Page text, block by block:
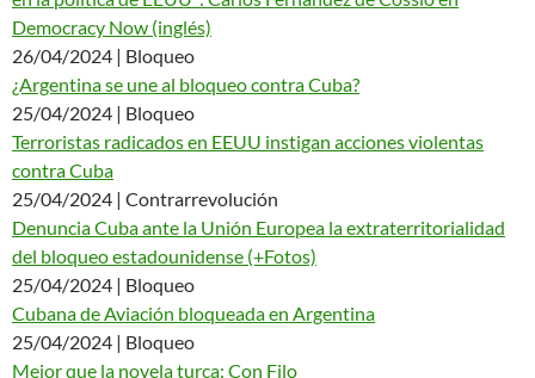
Democracy Now (inglés)
26/04/2024 | Bloqueo
¿Argentina se une al bloqueo contra Cuba?
25/04/2024 | Bloqueo
Terroristas radicados en EEUU instigan acciones violentas
contra Cuba
25/04/2024 | Contrarrevolución
Denuncia Cuba ante la Unión Europea la extraterritorialidad
del bloqueo estadounidense (+Fotos)
25/04/2024 | Bloqueo
Cubana de Aviación bloqueada en Argentina
25/04/2024 | Bloqueo
Mejor que la novela turca: Con Filo